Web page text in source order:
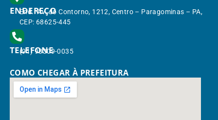
ENDEREÇO
End.: Av. do Contorno, 1212, Centro – Paragominas – PA,
CEP: 68625-445
TELEFONE
(91) 98309-0035
COMO CHEGAR À PREFEITURA